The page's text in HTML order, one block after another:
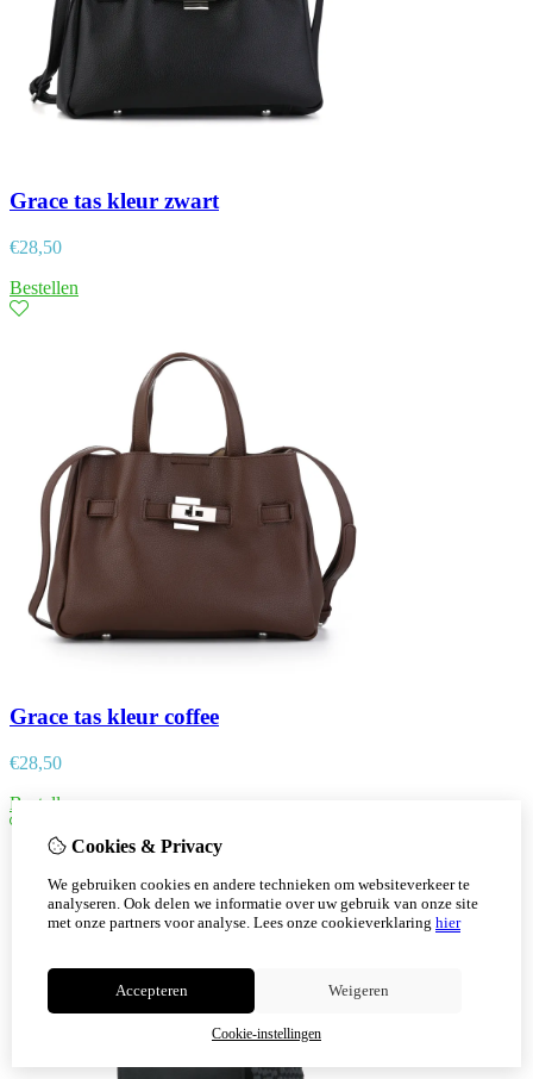
Grace tas kleur zwart
€28,50
Bestellen
Grace tas kleur coffee
€28,50
Bestellen
Cookies & Privacy
We gebruiken cookies en andere technieken om websiteverkeer te
analyseren. Ook delen we informatie over uw gebruik van onze site
met onze partners voor analyse. Lees onze cookieverklaring hier
Accepteren Weigeren
Cookie-instellingen